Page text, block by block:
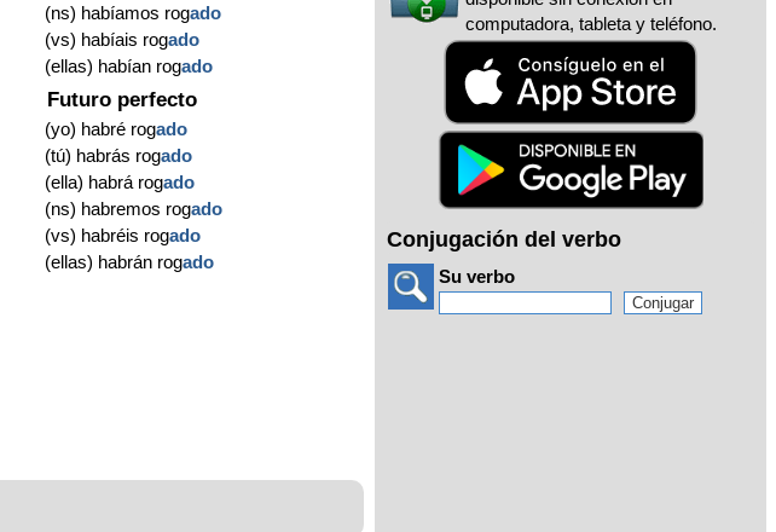
(ns) habíamos rogado
(vs) habíais rogado
(ellas) habían rogado
Futuro perfecto
(yo) habré rogado
(tú) habrás rogado
(ella) habrá rogado
(ns) habremos rogado
(vs) habréis rogado
(ellas) habrán rogado
computadora, tableta y teléfono.
Conjugación del verbo
Su verbo